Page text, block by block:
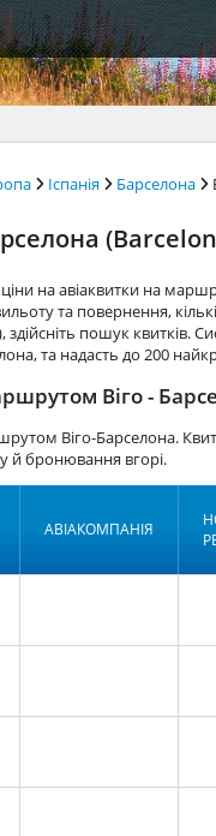
Іспанія Барселона
на авіаквитки на
та повернення,
пошук квитків.
та надасть до 200
Віго -
Віго-Барселона.
бронювання вгорі.
АВІАКОМПАНІЯ